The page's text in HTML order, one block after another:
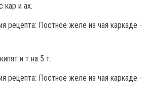
кар и ах.
и т на 5 т.